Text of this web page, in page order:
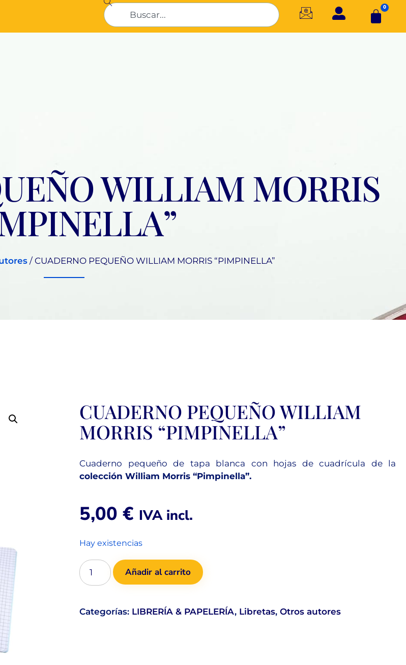
0
WILLIAM MORRIS
/ CUADERNO PEQUEÑO WILLIAM MORRIS “PIMPINELLA”
CUADERNO PEQUEÑO WILLIAM
MORRIS “PIMPINELLA”
Cuaderno pequeño de tapa blanca con hojas de cuadrícula de la
colección William Morris “Pimpinella”.
5,00 € IVA incl.
Hay existencias
Añadir al carrito
Categorías: LIBRERÍA & PAPELERÍA, Libretas, Otros autores